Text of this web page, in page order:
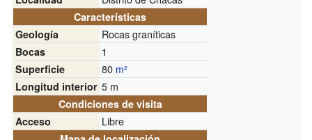
Características
Geología
Rocas graníticas
Bocas 1
Superficie 80 m²
Longitud interior 5 m
Condiciones de visita
Acceso
Libre